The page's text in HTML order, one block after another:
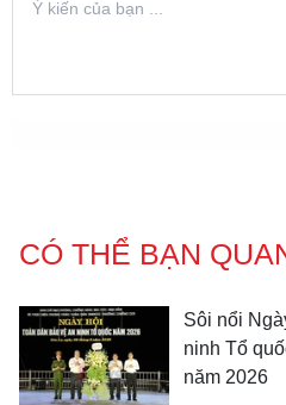
CÓ THỂ BẠN
Sôi nổi
ninh Tổ
năm 2026